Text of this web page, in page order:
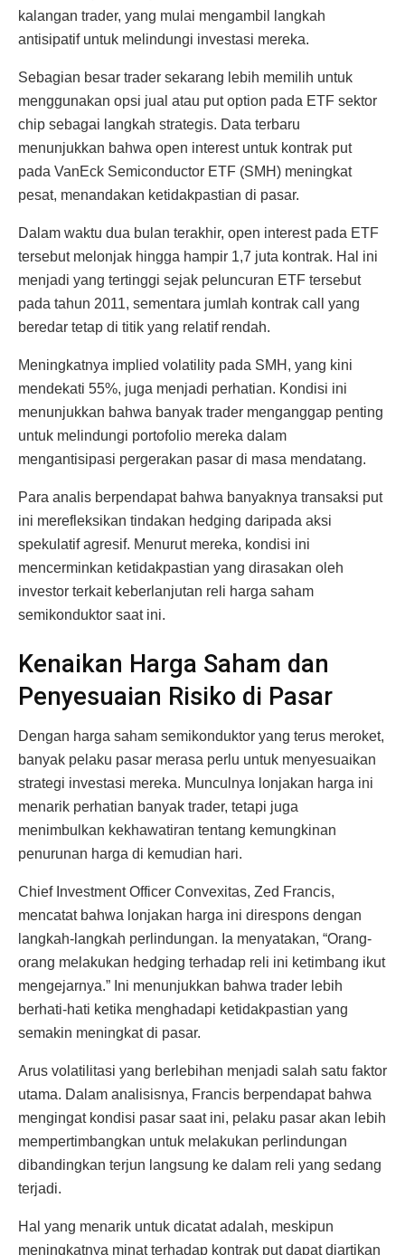
kalangan trader, yang mulai mengambil langkah
antisipatif untuk melindungi investasi mereka.
Sebagian besar trader sekarang lebih memilih untuk
menggunakan opsi jual atau put option pada ETF sektor
chip sebagai langkah strategis. Data terbaru
menunjukkan bahwa open interest untuk kontrak put
pada VanEck Semiconductor ETF (SMH) meningkat
pesat, menandakan ketidakpastian di pasar.
Dalam waktu dua bulan terakhir, open interest pada ETF
tersebut melonjak hingga hampir 1,7 juta kontrak. Hal ini
menjadi yang tertinggi sejak peluncuran ETF tersebut
pada tahun 2011, sementara jumlah kontrak call yang
beredar tetap di titik yang relatif rendah.
Meningkatnya implied volatility pada SMH, yang kini
mendekati 55%, juga menjadi perhatian. Kondisi ini
menunjukkan bahwa banyak trader menganggap penting
untuk melindungi portofolio mereka dalam
mengantisipasi pergerakan pasar di masa mendatang.
Para analis berpendapat bahwa banyaknya transaksi put
ini merefleksikan tindakan hedging daripada aksi
spekulatif agresif. Menurut mereka, kondisi ini
mencerminkan ketidakpastian yang dirasakan oleh
investor terkait keberlanjutan reli harga saham
semikonduktor saat ini.
Kenaikan Harga Saham dan
Penyesuaian Risiko di Pasar
Dengan harga saham semikonduktor yang terus meroket,
banyak pelaku pasar merasa perlu untuk menyesuaikan
strategi investasi mereka. Munculnya lonjakan harga ini
menarik perhatian banyak trader, tetapi juga
menimbulkan kekhawatiran tentang kemungkinan
penurunan harga di kemudian hari.
Chief Investment Officer Convexitas, Zed Francis,
mencatat bahwa lonjakan harga ini direspons dengan
langkah-langkah perlindungan. Ia menyatakan, “Orang-
orang melakukan hedging terhadap reli ini ketimbang ikut
mengejarnya.” Ini menunjukkan bahwa trader lebih
berhati-hati ketika menghadapi ketidakpastian yang
semakin meningkat di pasar.
Arus volatilitasi yang berlebihan menjadi salah satu faktor
utama. Dalam analisisnya, Francis berpendapat bahwa
mengingat kondisi pasar saat ini, pelaku pasar akan lebih
mempertimbangkan untuk melakukan perlindungan
dibandingkan terjun langsung ke dalam reli yang sedang
terjadi.
Hal yang menarik untuk dicatat adalah, meskipun
meningkatnya minat terhadap kontrak put dapat diartikan